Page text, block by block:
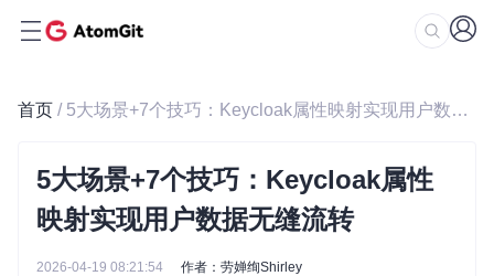
首页 / 5大场景+7个技巧：Keycloak属性映射实现用户数据无缝流转
5大场景+7个技巧：Keycloak属性
映射实现用户数据无缝流转
2026-04-19 08:21:54 作者：劳婵绚Shirley